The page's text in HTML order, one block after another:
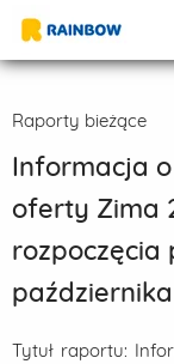
Raporty bieżące
Informacja
oferty Zima
rozpoczęcia
Tytuł raportu: